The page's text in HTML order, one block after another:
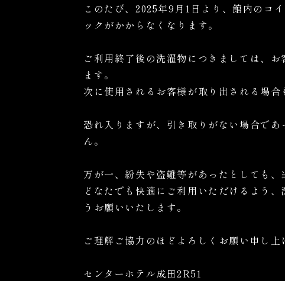
このたび、2025年9月1日より、館内のコ
ックがかからなくなります。
ご利用終了後の洗濯物につきましては、
ます。
次に使用されるお客様が取り出される場合
恐れ入りますが、引き取りがない場合で
ん。
万が一、紛失や盗難等があったとしても、
どなたでも快適にご利用いただけるよう
うお願いいたします。
ご理解ご協力のほどよろしくお願い申し上
センターホテル成田2R51